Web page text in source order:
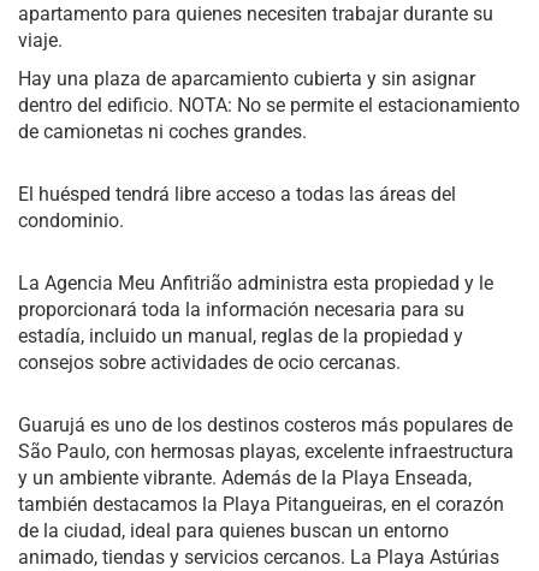
apartamento para quienes necesiten trabajar durante su
viaje.
Hay una plaza de aparcamiento cubierta y sin asignar
dentro del edificio. NOTA: No se permite el estacionamiento
de camionetas ni coches grandes.
El huésped tendrá libre acceso a todas las áreas del
condominio.
La Agencia Meu Anfitrião administra esta propiedad y le
proporcionará toda la información necesaria para su
estadía, incluido un manual, reglas de la propiedad y
consejos sobre actividades de ocio cercanas.
Guarujá es uno de los destinos costeros más populares de
São Paulo, con hermosas playas, excelente infraestructura
y un ambiente vibrante. Además de la Playa Enseada,
también destacamos la Playa Pitangueiras, en el corazón
de la ciudad, ideal para quienes buscan un entorno
animado, tiendas y servicios cercanos. La Playa Astúrias